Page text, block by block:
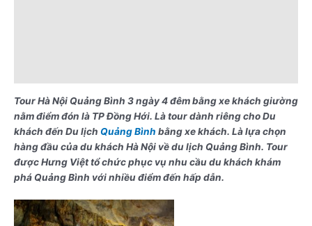
Tour Hà Nội Quảng Bình 3 ngày 4 đêm bằng xe khách giường
nằm điểm đón là TP Đồng Hới. Là tour dành riêng cho Du
khách đến Du lịch Quảng Bình bằng xe khách. Là lựa chọn
hàng đầu của du khách Hà Nội về du lịch Quảng Bình. Tour
được Hưng Việt tổ chức phục vụ nhu cầu du khách khám
phá Quảng Bình với nhiều điểm đến hấp dẫn.